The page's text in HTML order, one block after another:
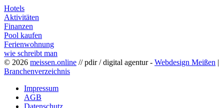
Hotels
Aktivitäten
Finanzen
Pool kaufen
Ferienwohnung
wie schreibt man
© 2026 meissen.online // pdir / digital agentur - Webdesign Meißen |
Branchenverzeichnis
Impressum
AGB
Datenschutz